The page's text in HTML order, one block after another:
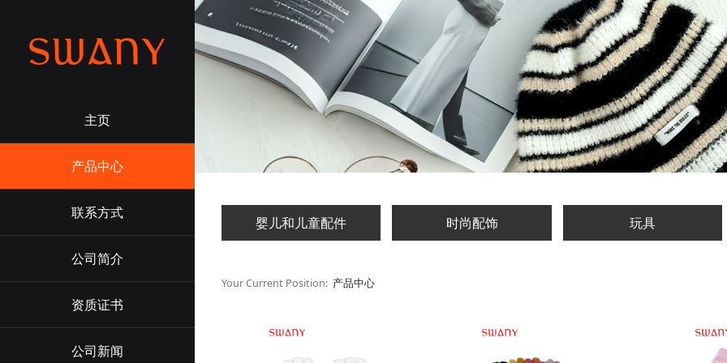
主页
产品中心
联系方式
公司简介
资质证书
公司新闻
婴儿和儿童配件 时尚配饰 玩具
Your Current Position: 产品中心